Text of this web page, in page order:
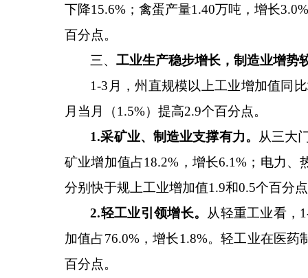
下降15.6% ；禽蛋产量1.40万吨，增长3.0%
百分点。
三、工业生产稳步增长，制造业增势
1-3 月，州直规模以上工业增加值同
月当月（1.5%）提高2.9个百分点。
1.采矿业、制造业支撑有力。 从三大
矿业增加值占18.2% ，增长6.1% ；电力、
分别快于规上工业增加值1.9和0.5个百分
2.轻工业引领增长。 从轻重工业看，
加值占76.0%，增长1.8%。轻工业在医药
百分点。